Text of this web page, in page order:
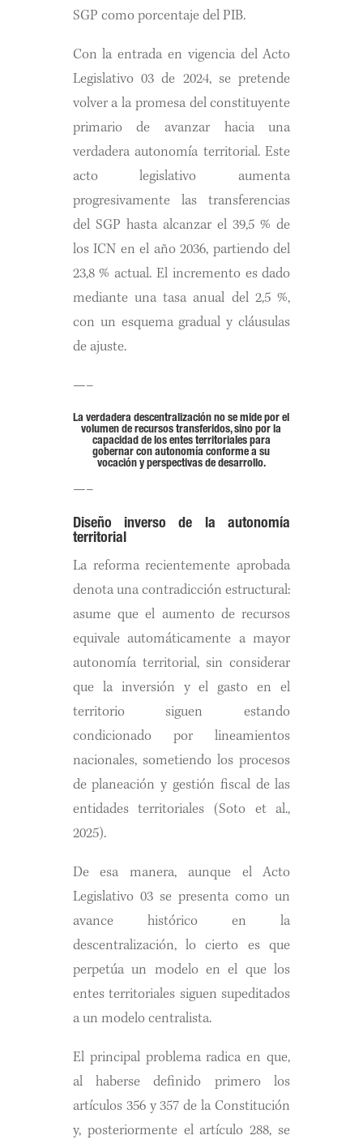
SGP como porcentaje del PIB.
Con la entrada en vigencia del Acto
Legislativo 03 de 2024, se pretende
volver a la promesa del constituyente
primario de avanzar hacia una
verdadera autonomía territorial. Este
acto legislativo aumenta
progresivamente las transferencias
del SGP hasta alcanzar el 39,5 % de
los ICN en el año 2036, partiendo del
23,8 % actual. El incremento es dado
mediante una tasa anual del 2,5 %,
con un esquema gradual y cláusulas
de ajuste.
—–
La verdadera descentralización no se mide por el
volumen de recursos transferidos, sino por la
capacidad de los entes territoriales para
gobernar con autonomía conforme a su
vocación y perspectivas de desarrollo.
—–
Diseño inverso de la autonomía
territorial
La reforma recientemente aprobada
denota una contradicción estructural:
asume que el aumento de recursos
equivale automáticamente a mayor
autonomía territorial, sin considerar
que la inversión y el gasto en el
territorio siguen estando
condicionado por lineamientos
nacionales, sometiendo los procesos
de planeación y gestión fiscal de las
entidades territoriales (Soto et al.,
2025).
De esa manera, aunque el Acto
Legislativo 03 se presenta como un
avance histórico en la
descentralización, lo cierto es que
perpetúa un modelo en el que los
entes territoriales siguen supeditados
a un modelo centralista.
El principal problema radica en que,
al haberse definido primero los
artículos 356 y 357 de la Constitución
y, posteriormente el artículo 288, se